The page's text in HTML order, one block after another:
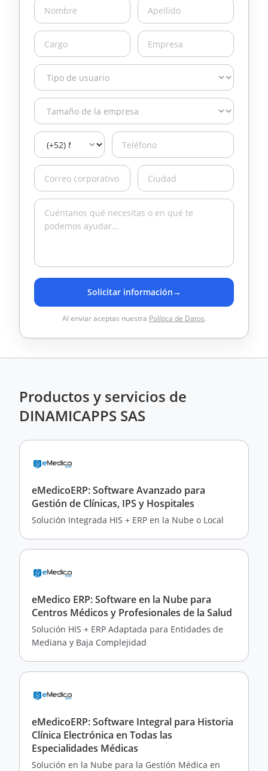
Solicitar información→
Al enviar aceptas nuestra Política de Datos.
Productos y servicios de
DINAMICAPPS SAS
eMedicoERP: Software Avanzado para
Gestión de Clínicas, IPS y Hospitales
Solución Integrada HIS + ERP en la Nube o Local
eMedico ERP: Software en la Nube para
Centros Médicos y Profesionales de la Salud
Solución HIS + ERP Adaptada para Entidades de
Mediana y Baja Complejidad
eMedicoERP: Software Integral para Historia
Clínica Electrónica en Todas las
Especialidades Médicas
Solución en la Nube para la Gestión Médica en